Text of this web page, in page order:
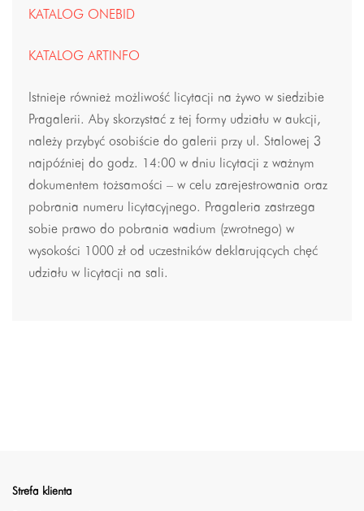
KATALOG ONEBID
KATALOG ARTINFO
Istnieje również możliwość licytacji na żywo w siedzibie
Pragalerii. Aby skorzystać z tej formy udziału w aukcji,
należy przybyć osobiście do galerii przy ul. Stalowej 3
najpóźniej do godz. 14:00 w dniu licytacji z ważnym
dokumentem tożsamości – w celu zarejestrowania oraz
pobrania numeru licytacyjnego. Pragaleria zastrzega
sobie prawo do pobrania wadium (zwrotnego) w
wysokości 1000 zł od uczestników deklarujących chęć
udziału w licytacji na sali.
Strefa klienta